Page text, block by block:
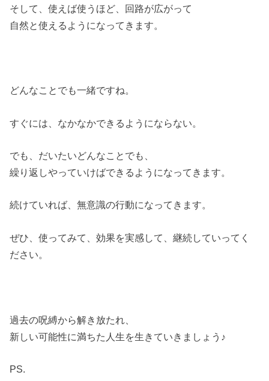
そして、使えば使うほど、回路が広がって
自然と使えるようになってきます。
どんなことでも一緒ですね。
すぐには、なかなかできるようにならない。
でも、だいたいどんなことでも、
繰り返しやっていけばできるようになってきます。
続けていれば、無意識の行動になってきます。
ぜひ、使ってみて、効果を実感して、継続していってく
ださい。
過去の呪縛から解き放たれ、
新しい可能性に満ちた人生を生きていきましょう♪
PS.